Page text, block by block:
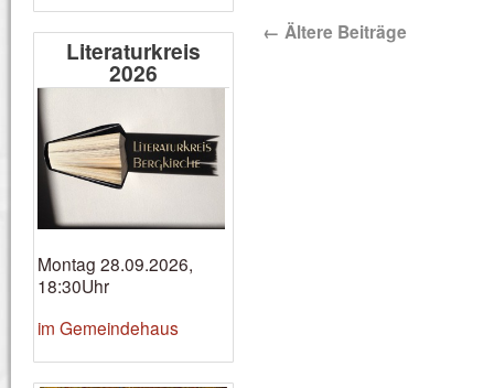
← Ältere Beiträge
Literaturkreis
2026
Montag 28.09.2026,
18:30Uhr
im Gemeindehaus